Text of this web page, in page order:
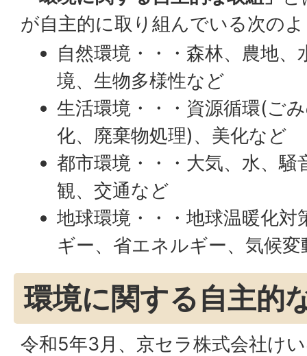
が自主的に取り組んでいる次の
自然環境・・・森林、農地
境、生物多様性など
生活環境・・・資源循環(ご
化、廃棄物処理)、美化など
都市環境・・・大気、水、騒
観、交通など
地球環境・・・地球温暖化対
ギー、省エネルギー、気候
環境に関する自主的
令和5年3月、京セラ株式会社け